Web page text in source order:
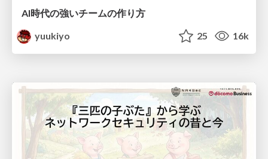
AI時代の強いチームの作り方
yuukiyo
25 16k